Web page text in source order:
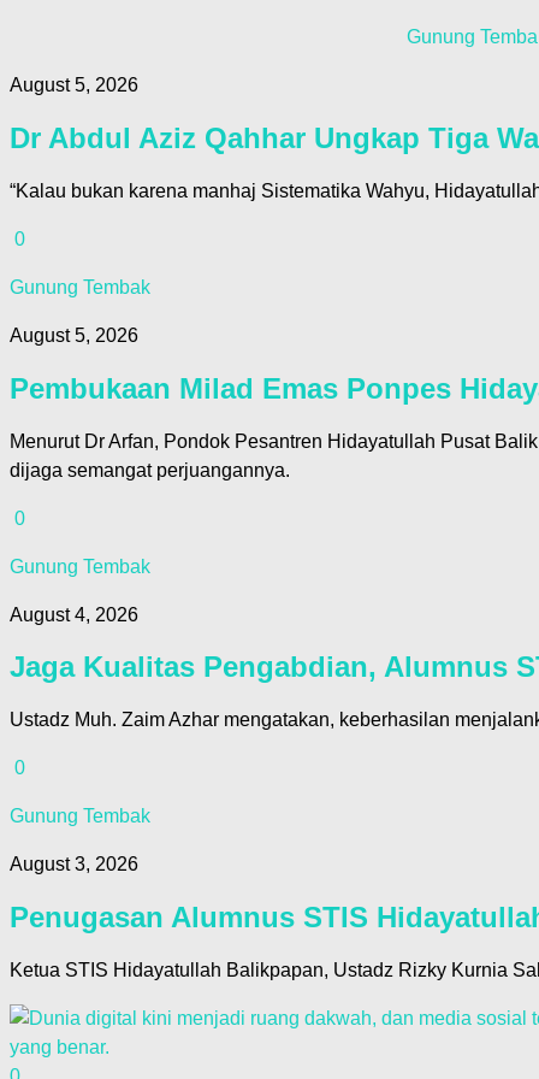
Gunung
August 5, 2026
Dr Abdul Aziz Qahhar Ungkap Tiga
“Kalau bukan karena manhaj Sistematika Wahyu,
0
Gunung Tembak
August 5, 2026
Pembukaan Milad Emas Ponpes
Menurut Dr Arfan, Pondok Pesantren Hidayatullah Pusat
dijaga semangat perjuangannya.
0
Gunung Tembak
August 4, 2026
Jaga Kualitas Pengabdian, Alumnus
Ustadz Muh. Zaim Azhar mengatakan, keberhasilan
0
Gunung Tembak
August 3, 2026
Penugasan Alumnus STIS
Ketua STIS Hidayatullah Balikpapan, Ustadz Rizky Kurnia